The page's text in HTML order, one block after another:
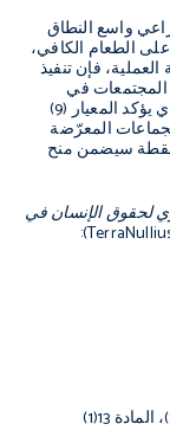
واسع النطاق
الطعام الكافي،
فإن تنفيذ
المجتمعات في
أراضيها وحمايتها. وهذا الاعتراف هو نوع الإجراء الذي يؤكد المعيار (9)
المعرّضة
سيضمن منح
لحقوق الإنسان في
):